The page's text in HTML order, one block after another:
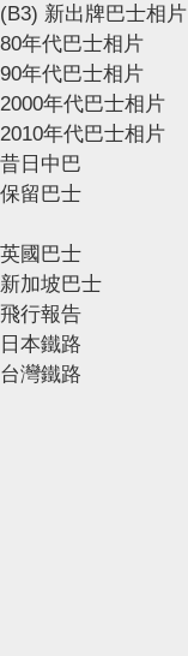
(B3) 新出牌巴士相片
80年代巴士相片
90年代巴士相片
2000年代巴士相片
2010年代巴士相片
昔日中巴
保留巴士
英國巴士
新加坡巴士
飛行報告
日本鐵路
台灣鐵路